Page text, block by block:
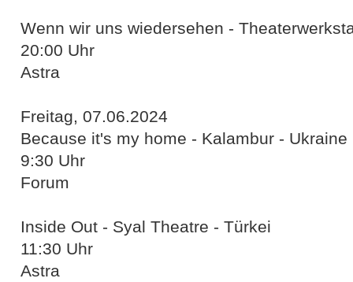
Wenn wir uns wiedersehen -
20:00 Uhr
Astra
Freitag, 07.06.2024
Because it's my home - Kalambur - Ukraine
9:30 Uhr
Forum
Inside Out - Syal Theatre - Türkei
11:30 Uhr
Astra